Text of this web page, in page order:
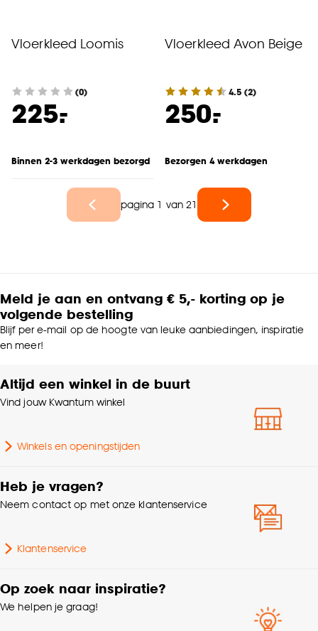
Vloerkleed Loomis
(0)
225.
-
Binnen 2-3 werkdagen bezorgd
Vloerkleed Avon Beige
4.5 (2)
250.
-
Bezorgen 4 werkdagen
pagina 1 van 21
Meld je aan en ontvang € 5,- korting op je
volgende bestelling
Blijf per e-mail op de hoogte van leuke aanbiedingen, inspiratie
en meer!
Altijd een winkel in de buurt
Vind jouw Kwantum winkel
Winkels en openingstijden
Heb je vragen?
Neem contact op met onze klantenservice
Klantenservice
Op zoek naar inspiratie?
We helpen je graag!